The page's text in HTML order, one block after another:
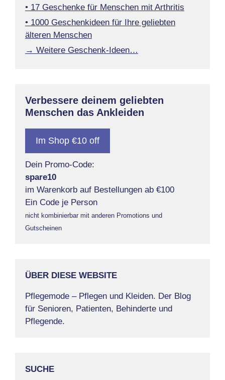
• 17 Geschenke für Menschen mit Arthritis
• 1000 Geschenkideen für Ihre geliebten
älteren Menschen
→ Weitere Geschenk-Ideen…
Verbessere deinem geliebten
Menschen das Ankleiden
Im Shop €10 off
Dein Promo-Code:
spare10
im Warenkorb auf Bestellungen ab €100
Ein Code je Person
nicht kombinierbar mit anderen Promotions und
Gutscheinen
ÜBER DIESE WEBSITE
Pflegemode – Pflegen und Kleiden. Der Blog
für Senioren, Patienten, Behinderte und
Pflegende.
SUCHE